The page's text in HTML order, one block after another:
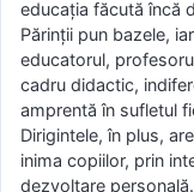
educația făcută încă
Părinții pun bazele,
educatorul,
cadru didactic,
amprentă în sufletul
Dirigintele, în plus,
inima copiilor, prin
dezvoltare personală.